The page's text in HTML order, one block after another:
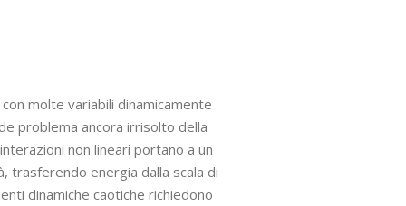
molte variabili dinamicamente
problema ancora irrisolto della
non lineari portano a un
energia dalla scala di
dinamiche caotiche richiedono